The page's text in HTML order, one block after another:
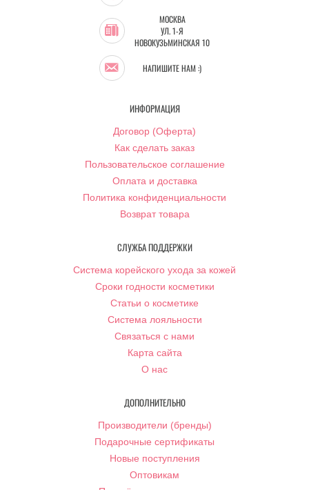
МОСКВА
УЛ. 1-Я
НОВОКУЗЬМИНСКАЯ 10
НАПИШИТЕ НАМ :)
ИНФОРМАЦИЯ
Договор (Оферта)
Как сделать заказ
Пользовательское соглашение
Оплата и доставка
Политика конфиденциальности
Возврат товара
СЛУЖБА ПОДДЕРЖКИ
Система корейского ухода за кожей
Сроки годности косметики
Статьи о косметике
Система лояльности
Связаться с нами
Карта сайта
О нас
ДОПОЛНИТЕЛЬНО
Производители (бренды)
Подарочные сертификаты
Новые поступления
Оптовикам